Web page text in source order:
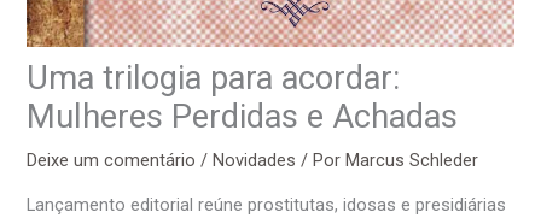
Uma trilogia para acordar:
Mulheres Perdidas e Achadas
Deixe um comentário /Novidades / PorMarcus Schleder
Lançamento editorial reúne prostitutas, idosas e presidiárias